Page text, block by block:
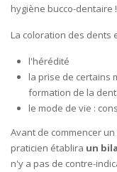
hygiène bucco-dentaire !
La coloration des dents
l'hérédité
la prise de certains
formation de la dent.
le mode de vie :
Avant de commencer
praticien établira un
n'y a pas de contre-